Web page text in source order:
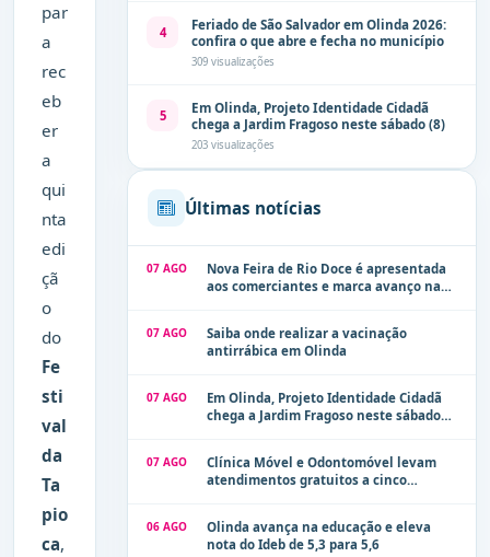
par
a
rec
eb
er
a
qui
nta
edi
çã
o
do
Fe
sti
val
da
Ta
pio
ca,
4
Feriado de São Salvador em Olinda 2026:
confira o que abre e fecha no município
309 visualizações
5
Em Olinda, Projeto Identidade Cidadã
chega a Jardim Fragoso neste sábado (8)
203 visualizações
Últimas notícias
07 AGO
Nova Feira de Rio Doce é apresentada
aos comerciantes e marca avanço na
07 AGO
Saiba onde realizar a vacinação
antirrábica em Olinda
07 AGO
Em Olinda, Projeto Identidade Cidadã
chega a Jardim Fragoso neste sábado
07 AGO
Clínica Móvel e Odontomóvel levam
atendimentos gratuitos a cinco
06 AGO
Olinda avança na educação e eleva
nota do Ideb de 5,3 para 5,6